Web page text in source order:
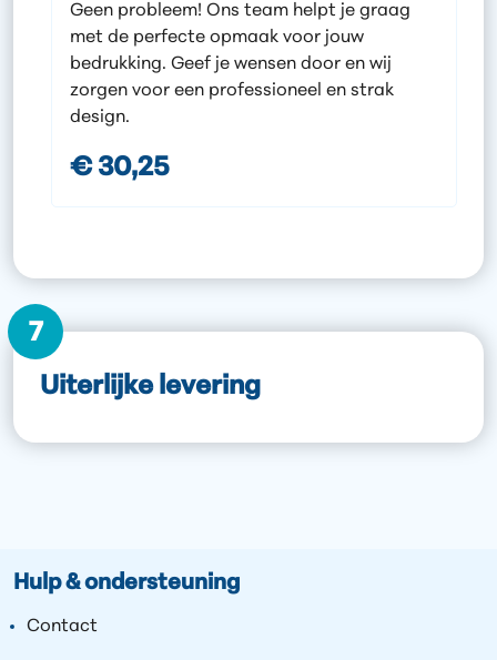
Geen probleem! Ons team helpt je graag
met de perfecte opmaak voor jouw
bedrukking. Geef je wensen door en wij
zorgen voor een professioneel en strak
design.
€ 30,25
7
Uiterlijke levering
Hulp & ondersteuning
Contact